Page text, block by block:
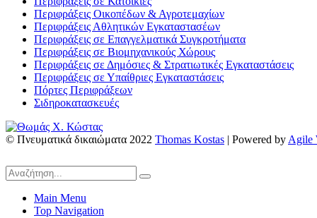
Περιφράξεις Οικοπέδων & Αγροτεμαχίων
Περιφράξεις Αθλητικών Εγκαταστασέων
Περιφράξεις σε Επαγγελματικά Συγκροτήματα
Περιφράξεις σε Βιομηχανικούς Χώρους
Περιφράξεις σε Δημόσιες & Στρατιωτικές Εγκαταστάσεις
Περιφράξεις σε Υπαίθριες Εγκαταστάσεις
Πόρτες Περιφράξεων
Σιδηροκατασκευές
© Πνευματικά δικαιώματα 2022 Thomas Kostas | Powered by Agile
Main Menu
Top Navigation